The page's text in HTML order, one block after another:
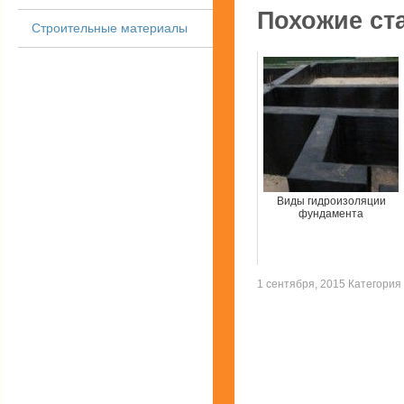
Строительные материалы Похожие
Виды гидроизоляции
фундамента
1 сентября, 2015 Категория